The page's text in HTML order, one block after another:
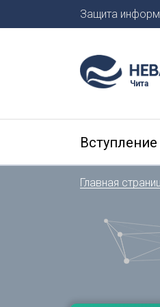
Защита
Чита
Главная